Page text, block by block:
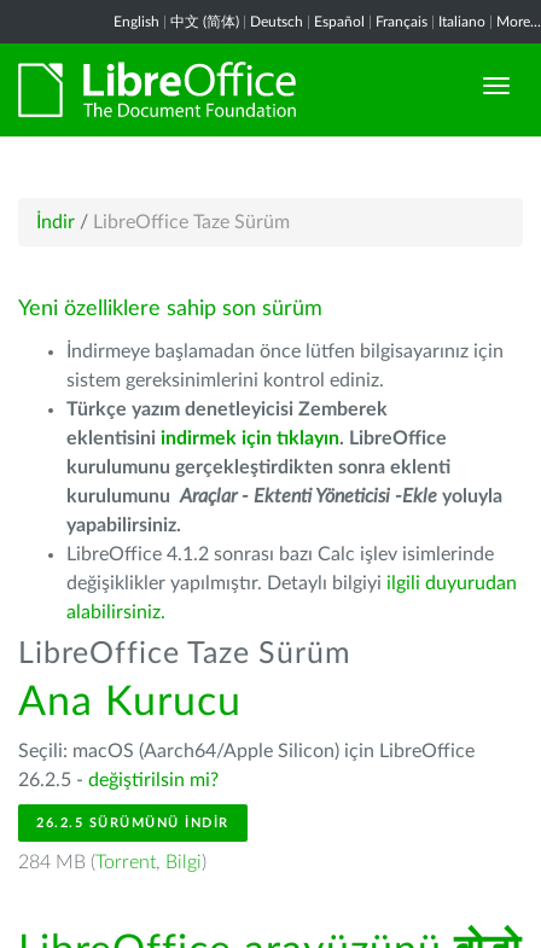
English 中文 (简体) Deutsch Español Français Italiano More...
İndir / LibreOffice Taze Sürüm
Yeni özelliklere sahip son sürüm
İndirmeye başlamadan önce lütfen bilgisayarınız için
sistem gereksinimlerini kontrol ediniz.
Türkçe yazım denetleyicisi Zemberek
eklentisini indirmek için tıklayın. LibreOffice
kurulumunu gerçekleştirdikten sonra eklenti
kurulumunu Araçlar - Ektenti Yöneticisi -Ekle yoluyla
yapabilirsiniz.
LibreOffice 4.1.2 sonrası bazı Calc işlev isimlerinde
değişiklikler yapılmıştır. Detaylı bilgiyi ilgili duyurudan
alabilirsiniz.
LibreOffice Taze Sürüm
Ana Kurucu
Seçili: macOS (Aarch64/Apple Silicon) için LibreOffice
26.2.5 - değiştirilsin mi?
26.2.5 SÜRÜMÜNÜ İNDIR
284 MB (Torrent, Bilgi)